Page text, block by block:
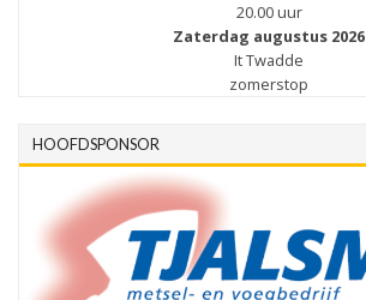
20.00 uur
Zaterdag augustus 2026
It Twadde
zomerstop
HOOFDSPONSOR